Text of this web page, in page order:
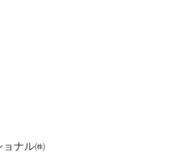
ョナル㈱